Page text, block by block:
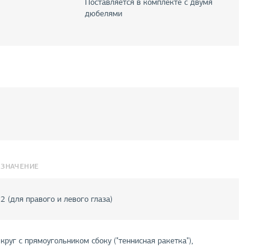
Поставляется в комплекте с двумя
дюбелями
ЗНАЧЕНИЕ
2 (для правого и левого глаза)
круг с прямоугольником сбоку ("теннисная ракетка"),